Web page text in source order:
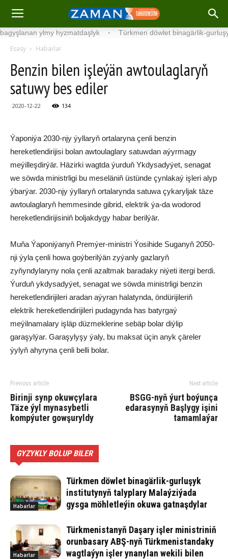
ylmy hyzmatdaşlyk · Türkmen döwlet binagärlik-gurluşyk
Esasy Habarlar
Benzin bilen işleýän awtoulaglaryň
satuwy bes ediler
2020-12-22 134
Ýaponiýa 2030-njy ýyllaryň ortalaryna çenli benzin
hereketlendirijisi bolan awtoulaglary satuwdan aýyrmagy
meýilleşdirýär. Häzirki wagtda ýurduň Ykdysadyýet, senagat
we söwda ministrligi bu meseläniň üstünde çynlakaý işleri alyp
ýbarýar. 2030-njy ýyllaryň ortalarynda satuwa çykaryljak täze
awtoulaglaryň hemmesinde gibrid, elektrik ýa-da wodorod
hereketlendirijisiniň boljakdygy habar berilýär.
Muňa Ýaponiýanyň Premýer-ministri Ýosihide Suganyň 2050-
nji ýyla çenli howa goýberilýän zyýanly gazlaryň
zyňyndylaryny nola çenli azaltmak baradaky niýeti itergi berdi.
Ýurduň ykdysadyýet, senagat we söwda ministrligi benzin
hereketlendirijileri aradan aýyran halatynda, öndürijileriň
elektrik hereketlendirijileri pudagynda has batyrgaý
meýilnamalary işläp düzmeklerine sebäp bolar diýlip
garaşylýar. Garaşylyşy ýaly, bu maksat üçin anyk çäreler
ýylyň ahyryna çenli belli bolar.
Previous article
Birinji synp okuwçylara
Täze ýyl mynasybetli
kompýuter gowşuryldy
Next article
BSGG-nyň ýurt boýunça
edarasynyň Başlygy işini
tamamlaýar
GYZYKLY BOLUP BILER
Habarlar
Türkmen döwlet binagärlik-gurluşyk
institutynyň talyplary Malaýziýada
gysga möhletleýin okuwa gatnaşdylar
Habarlar
Türkmenistanyň Daşary işler ministriniň
orunbasary ABŞ-nyň Türkmenistandaky
wagtlaýyn işler ynanylan wekili bilen